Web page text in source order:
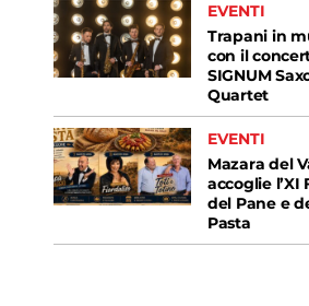
EVENTI
Trapani in
con il
SIGNUM
Quartet
EVENTI
Mazara del
accoglie l’XI
del Pane e
Pasta